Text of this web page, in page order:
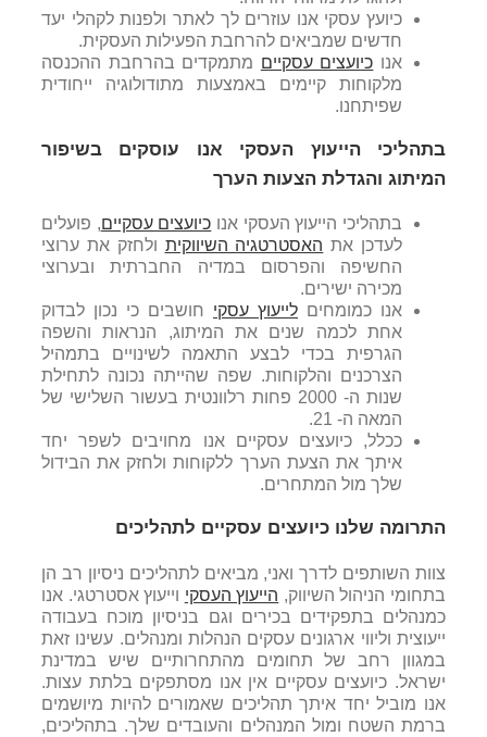
כיועץ עסקי אנו עוזרים לך לאתר ולפנות לקהלי יעד
חדשים שמביאים להרחבת הפעילות העסקית.
אנו כיועצים עסקיים מתמקדים בהרחבת ההכנסה
מלקוחות קיימים באמצעות מתודולוגיה ייחודית
שפיתחנו.
בתהליכי הייעוץ העסקי אנו עוסקים בשיפור
המיתוג והגדלת הצעות הערך
בתהליכי הייעוץ העסקי אנו כיועצים עסקיים, פועלים
לעדכן את האסטרטגיה השיווקית ולחזק את ערוצי
החשיפה והפרסום במדיה החברתית ובערוצי
מכירה ישירים.
אנו כמומחים לייעוץ עסקי חושבים כי נכון לבדוק
אחת לכמה שנים את המיתוג, הנראות והשפה
הגרפית בכדי לבצע התאמה לשינויים בתמהיל
הצרכנים והלקוחות. שפה שהייתה נכונה לתחילת
שנות ה- 2000 פחות רלוונטית בעשור השלישי של
המאה ה- 21.
ככלל, כיועצים עסקיים אנו מחויבים לשפר יחד
איתך את הצעת הערך ללקוחות ולחזק את הבידול
שלך מול המתחרים.
התרומה שלנו כיועצים עסקיים לתהליכים
צוות השותפים לדרך ואני, מביאים לתהליכים ניסיון רב הן
בתחומי הניהול השיווק, הייעוץ העסקי וייעוץ אסטרטגי. אנו
כמנהלים בתפקידים בכירים וגם בניסיון מוכח בעבודה
ייעוצית וליווי ארגונים עסקים הנהלות ומנהלים. עשינו זאת
במגוון רחב של תחומים מהתחרותיים שיש במדינת
ישראל. כיועצים עסקיים אין אנו מסתפקים בלתת עצות.
אנו מוביל יחד איתך תהליכים שאמורים להיות מיושמים
ברמת השטח ומול המנהלים והעובדים שלך. בתהליכים,